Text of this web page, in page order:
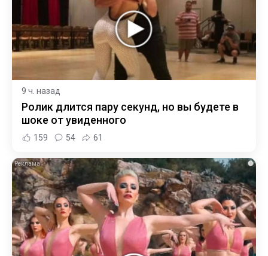
9 ч. назад
Ролик длится пару секунд, но вы будете в
шоке от увиденного
159 54 61
i